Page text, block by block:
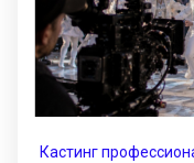
Кастинг